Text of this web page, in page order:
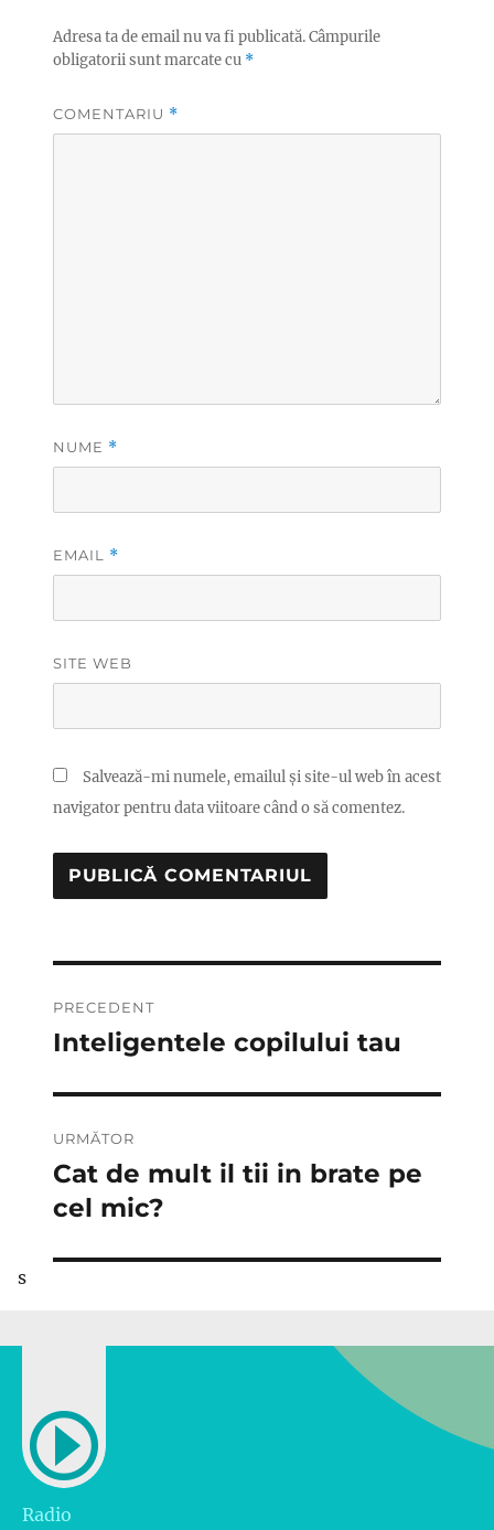
Adresa ta de email nu va fi publicată.Câmpurile
obligatorii sunt marcate cu *
COMENTARIU *
NUME *
EMAIL *
SITE WEB
Salvează-mi numele, emailul și site-ul web în acest
navigator pentru data viitoare când o să comentez.
în
PRECEDENT
Articolul
Inteligentele copilului tau
URMĂTOR
Articolul
următor:
Cat de mult il tii in brate pe
cel mic?
s
Radio